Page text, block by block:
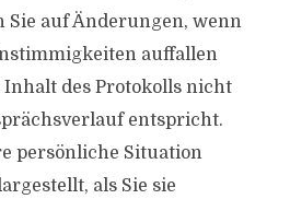
Sie auf Änderungen, wenn
auffallen
Inhalt des Protokolls nicht
entspricht.
persönliche Situation
als Sie sie